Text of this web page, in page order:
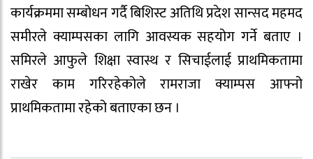
कार्यक्रममा सम्बोधन गर्दै बिशिस्ट अतिथि प्रदेश सान्सद महमद
समीरले क्याम्पसका लागि आवस्यक सहयोग गर्ने बताए ।
समिरले आफुले शिक्षा स्वास्थ र सिचाईलाई प्राथमिकतामा
राखेर काम गरिरहेकोले रामराजा क्याम्पस आफ्नो
प्राथमिकतामा रहेको बताएका छन ।